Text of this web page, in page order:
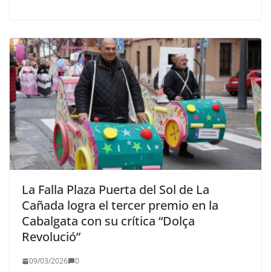
La Falla Plaza Puerta del Sol de La
Cañada logra el tercer premio en la
Cabalgata con su crítica “Dolça
Revolució”
09/03/2026 0